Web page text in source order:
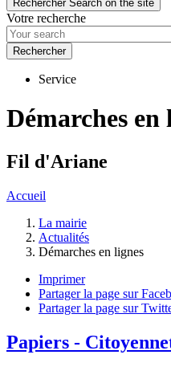
Rechercher Search on the site
Votre recherche
Service
Démarches en
Fil d'Ariane
Accueil
La mairie
Actualités
Démarches en lignes
Imprimer
Partager la page sur
Partager la page sur
Papiers -